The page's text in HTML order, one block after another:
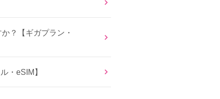
？【ギガプラン・
・eSIM】